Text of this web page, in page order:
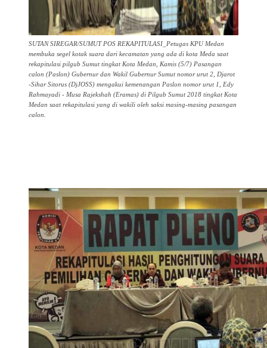
SUTAN SIREGAR/SUMUT POS REKAPITULASI_Petugas KPU Medan
membuka segel kotak suara dari kecamatan yang ada di kota Meda saat
rekapitulasi pilgub Sumut tingkat Kota Medan, Kamis (5/7) Pasangan
calon (Paslon) Gubernur dan Wakil Gubernur Sumut nomor urut 2, Djarot
-Sihar Sitorus (DjJOSS) mengakui kemenangan Paslon nomor urut 1, Edy
Rahmayadi - Musa Rajekshah (Eramas) di Pilgub Sumut 2018 tingkat Kota
Medan saat rekapitulasi yang di wakili oleh saksi masing-masing pasangan
calon.